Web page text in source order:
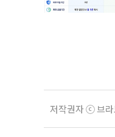
저작권자 ⓒ 브라